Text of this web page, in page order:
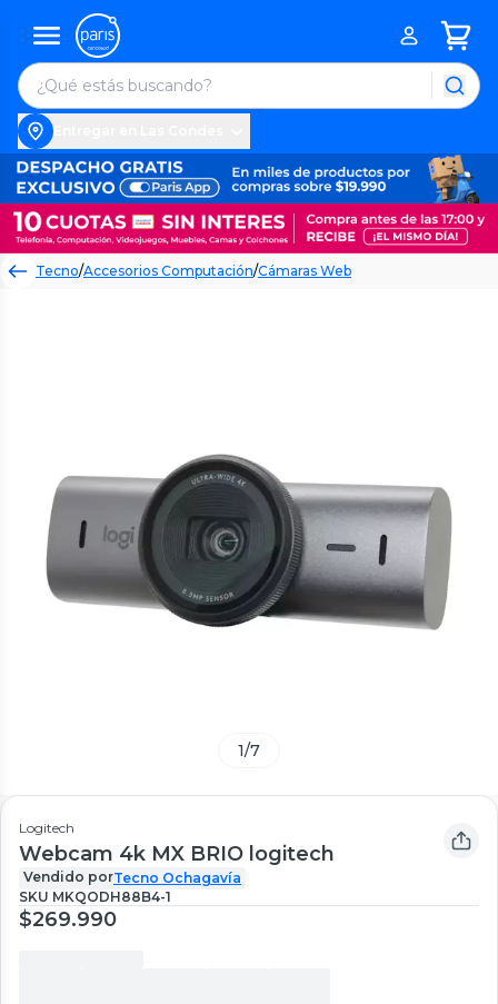
Tecno/Accesorios Computación/Cámaras Web
1/7
Logitech
Webcam 4k MX BRIO logitech
Vendido porTecno Ochagavía
SKU MKQODH88B4-1
$269.990